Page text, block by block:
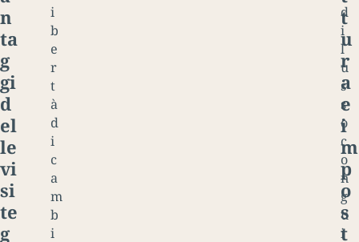
n
ta
g
gi
d
el
le
vi
si
te
g
i
b
e
r
t
à
d
i
c
a
m
b
i
d
i
l
u
s
s
o
c
o
n
g
u
i
t
u
r
a
e
i
m
p
o
s
t